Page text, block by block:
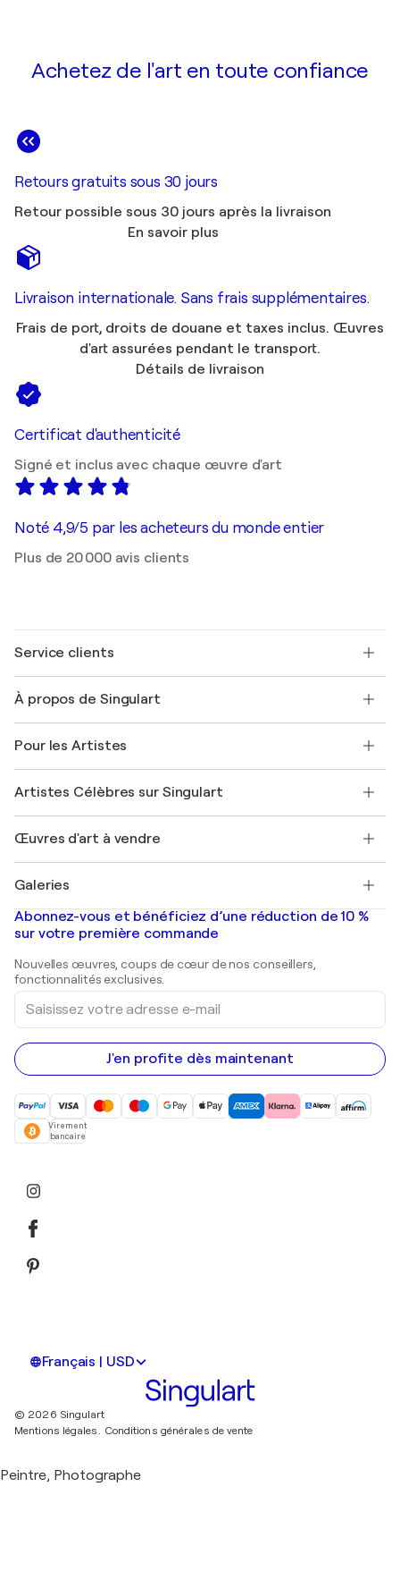
Achetez de l'art en toute confiance
Retours gratuits sous 30 jours
Retour possible sous 30 jours après la livraison
En savoir plus
Livraison internationale. Sans frais supplémentaires.
Frais de port, droits de douane et taxes inclus. Œuvres
d'art assurées pendant le transport.
Détails de livraison
Certificat d'authenticité
Signé et inclus avec chaque œuvre d'art
Noté 4,9/5 par les acheteurs du monde entier
Plus de 20 000 avis clients
Service clients
Expédition
Offrir une carte cadeau
Rejoignez notre programme commercial
Mon compte
+33 1 76 44 06 42
À propos de Singulart
FAQ
Magazine Singulart
Emplois
Découvrez une sélection d'art original
Pour les Artistes
Se connecter en tant qu'Artiste
Artistes Célèbres sur Singulart
Marc Chagall
Banksy
Mr. Brainwash
Shepard Fairey
Œuvres d'art à vendre
Tableaux abstraits à vendre
Peintures de paysage
Estampes
Peintures acryliques
Galeries
Galeries d'art en France
Galeries d'art en Belgique
Abonnez-vous et bénéficiez d’une réduction de 10 %
sur votre première commande
Nouvelles œuvres, coups de cœur de nos conseillers,
fonctionnalités exclusives.
Saisissez
votre
adresse
e-
mail
J'en profite dès maintenant
Virement
bancaire
Français | USD
© 2026 Singulart
Mentions légales.
Conditions générales de vente
Peintre, Photographe